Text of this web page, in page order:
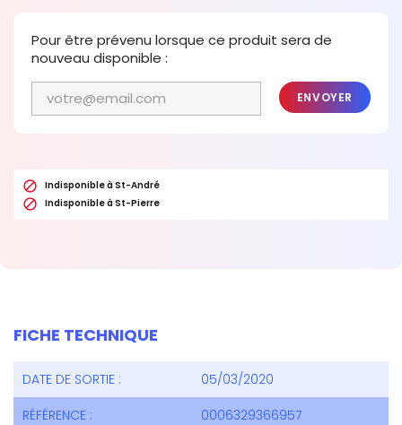
Pour être prévenu lorsque ce produit sera de
nouveau disponible :
ENVOYER
 Indisponible à St-André
 Indisponible à St-Pierre
FICHE TECHNIQUE
DATE DE SORTIE :
05/03/2020
RÉFÉRENCE :
0006329366957